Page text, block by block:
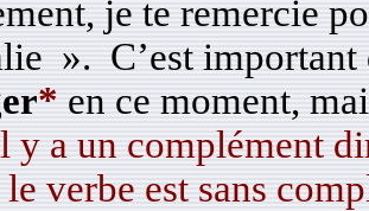
je te remercie
». C’est important
* en ce moment,
y a un complément
verbe est sans